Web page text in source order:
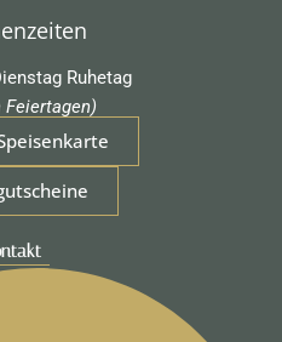
Ruhetag
Feiertagen)